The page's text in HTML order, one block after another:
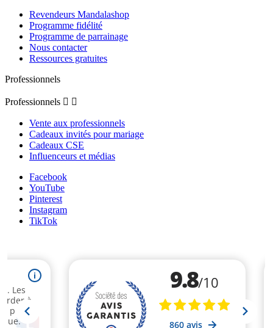
Revendeurs Mandalashop
Programme fidélité
Programme de parrainage
Nous contacter
Ressources gratuites
Professionnels
Professionnels  
Vente aux professionnels
Cadeaux invités pour mariage
Cadeaux CSE
Influenceurs et médias
Facebook
YouTube
Pinterest
Instagram
TikTok